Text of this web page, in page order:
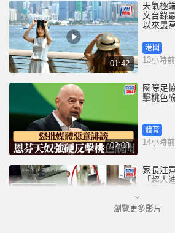
01:42
天氣極
文台錄
以來最
港聞
13小時前
02:08
國際足
擊桃色
體育
14小時前
家長注
「超人迪加」 2.6
中國
瀏覽更多影片